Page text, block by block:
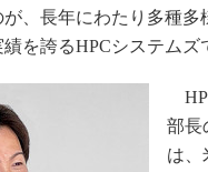
、長年にわたり多種
を誇るHPCシステムズ
部長
は、